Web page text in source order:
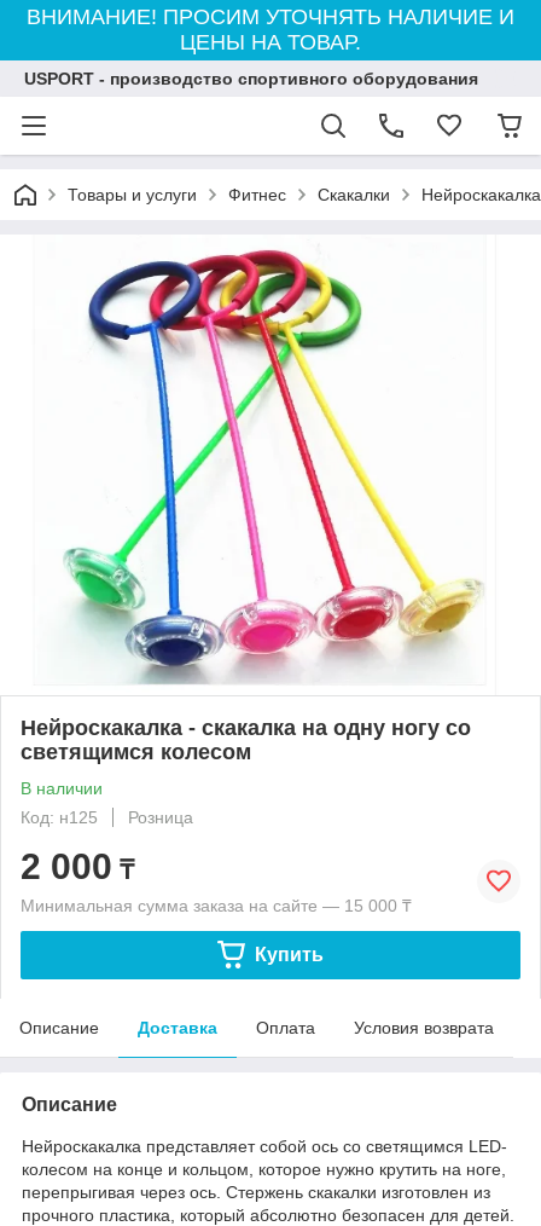
ВНИМАНИЕ! ПРОСИМ УТОЧНЯТЬ НАЛИЧИЕ И
ЦЕНЫ НА ТОВАР.
USPORT - производство спортивного оборудования
Товары и услуги Фитнес Cкакалки
Нейроскакалка - скакалка на одну ногу со
светящимся колесом
В наличии
Код: н125
Розница
2 000 ₸
Минимальная сумма заказа на сайте — 15 000 ₸
Купить
Описание Доставка Оплата Условия возврата
Описание
Нейроскакалка представляет собой ось со светящимся LED-
колесом на конце и кольцом, которое нужно крутить на ноге,
перепрыгивая через ось. Стержень скакалки изготовлен из
прочного пластика, который абсолютно безопасен для детей.